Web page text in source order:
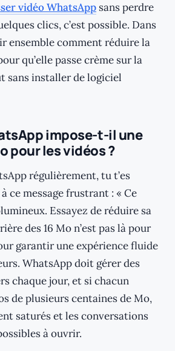
vidéo WhatsApp sans perdre
clics, c’est possible. Dans
ensemble comment réduire la
qu’elle passe crème sur la
sans installer de logiciel
impose-t-il une
pour les vidéos ?
régulièrement, tu t’es
ce message frustrant : « Ce
Essayez de réduire sa
des 16 Mo n’est pas là pour
garantir une expérience fluide
WhatsApp doit gérer des
chaque jour, et si chacun
de plusieurs centaines de Mo,
saturés et les conversations
à ouvrir.